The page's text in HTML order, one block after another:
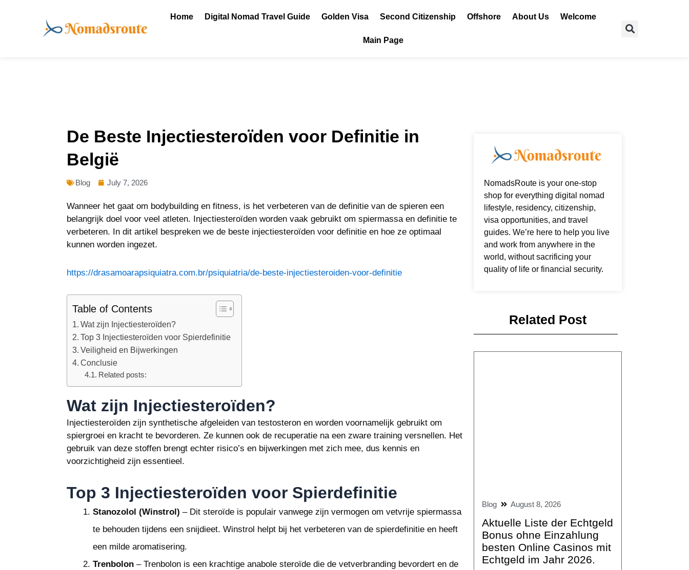
Home Digital Nomad Travel Guide Golden Visa Second Citizenship Offshore About Us Welcome
Main Page
Search
De Beste Injectiesteroïden voor Definitie in
België
Blog July 7, 2026
Wanneer het gaat om bodybuilding en fitness, is het verbeteren van de definitie van de spieren een
belangrijk doel voor veel atleten. Injectiesteroïden worden vaak gebruikt om spiermassa en definitie te
verbeteren. In dit artikel bespreken we de beste injectiesteroïden voor definitie en hoe ze optimaal
kunnen worden ingezet.
https://drasamoarapsiquiatra.com.br/psiquiatria/de-beste-injectiesteroiden-voor-definitie
Table of Contents
Wat zijn Injectiesteroïden?
Top 3 Injectiesteroïden voor Spierdefinitie
Veiligheid en Bijwerkingen
Conclusie
Related posts:
Wat zijn Injectiesteroïden?
Injectiesteroïden zijn synthetische afgeleiden van testosteron en worden voornamelijk gebruikt om
spiergroei en kracht te bevorderen. Ze kunnen ook de recuperatie na een zware training versnellen. Het
gebruik van deze stoffen brengt echter risico’s en bijwerkingen met zich mee, dus kennis en
voorzichtigheid zijn essentieel.
Top 3 Injectiesteroïden voor Spierdefinitie
Stanozolol (Winstrol) – Dit steroïde is populair vanwege zijn vermogen om vetvrije spiermassa
te behouden tijdens een snijdieet. Winstrol helpt bij het verbeteren van de spierdefinitie en heeft
een milde aromatisering.
Trenbolon – Trenbolon is een krachtige anabole steroïde die de vetverbranding bevordert en de
NomadsRoute is your one-stop
shop for everything digital nomad
lifestyle, residency, citizenship,
visa opportunities, and travel
guides. We’re here to help you live
and work from anywhere in the
world, without sacrificing your
quality of life or financial security.
Related Post
Blog August 8, 2026
Aktuelle Liste der Echtgeld
Bonus ohne Einzahlung
besten Online Casinos mit
Echtgeld im Jahr 2026.